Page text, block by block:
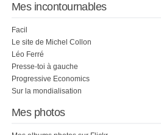
Mes incontournables
Facil
Le site de Michel Collon
Léo Ferré
Presse-toi à gauche
Progressive Economics
Sur la mondialisation
Mes photos